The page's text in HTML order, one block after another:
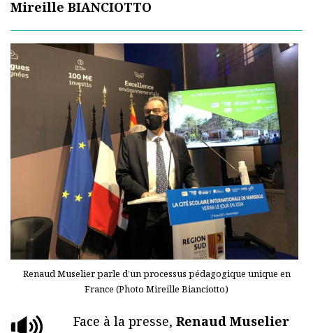
Mireille BIANCIOTTO
Renaud Muselier parle d’un processus pédagogique unique en
France (Photo Mireille Bianciotto)
Face à la presse, Renaud Muselier